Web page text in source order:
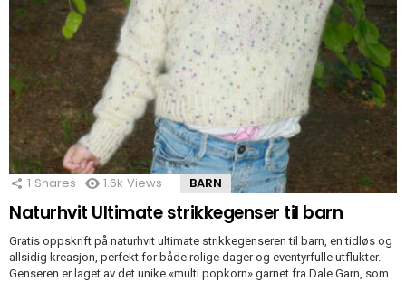
1 Shares 1.6k Views BARN
Naturhvit Ultimate strikkegenser til barn
Gratis oppskrift på naturhvit ultimate strikkegenseren til barn, en tidløs og
allsidig kreasjon, perfekt for både rolige dager og eventyrfulle utflukter.
Genseren er laget av det unike «multi popkorn» garnet fra Dale Garn, som